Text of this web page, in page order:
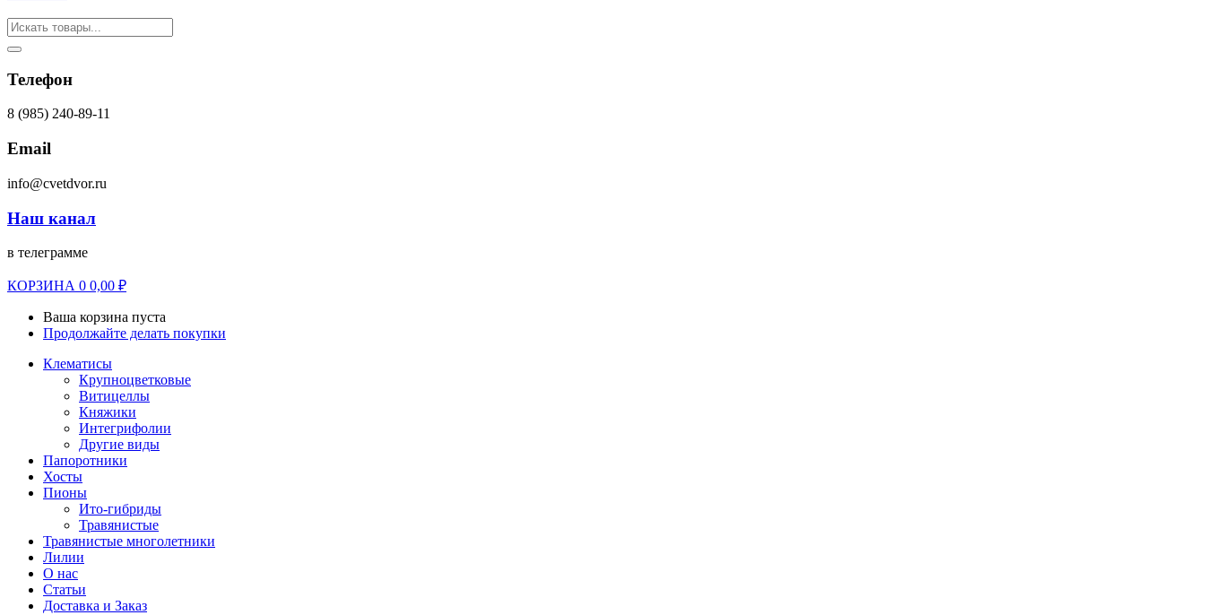
Телефон
8 (985) 240-89-11
Email
info@cvetdvor.ru
Наш канал
в телеграмме
КОРЗИНА 0 0,00 ₽
Ваша корзина пуста
Продолжайте делать покупки
Клематисы
Крупноцветковые
Витицеллы
Княжики
Интегрифолии
Другие виды
Папоротники
Хосты
Пионы
Ито-гибриды
Травянистые
Травянистые многолетники
Лилии
О нас
Статьи
Доставка и Заказ